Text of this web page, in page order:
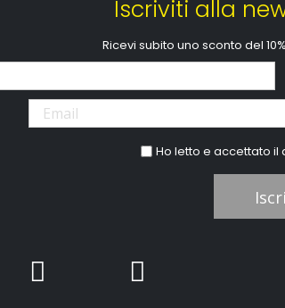
Iscriviti alla
Ricevi subito uno sconto del
Ho letto e accettato